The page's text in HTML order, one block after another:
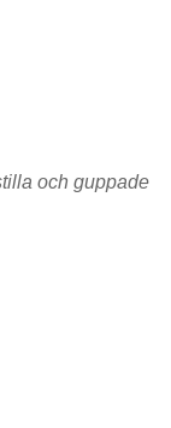
och guppade